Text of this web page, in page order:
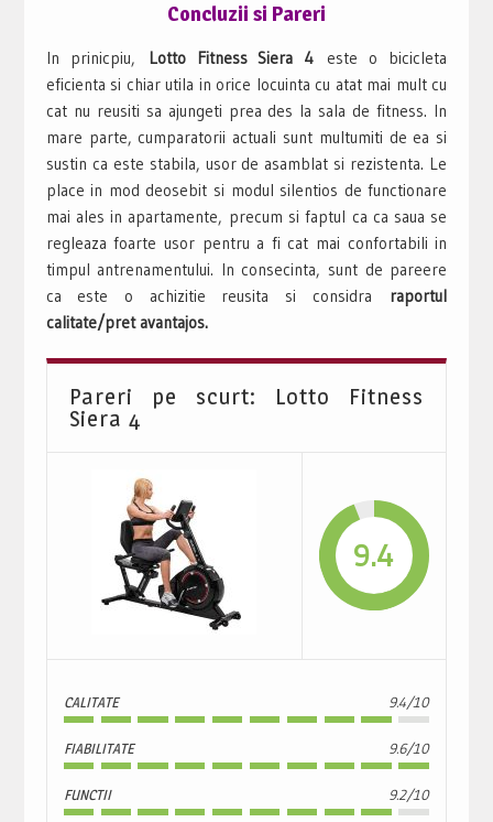
Concluzii si Pareri
In prinicpiu, Lotto Fitness Siera 4 este o bicicleta
eficienta si chiar utila in orice locuinta cu atat mai mult cu
cat nu reusiti sa ajungeti prea des la sala de fitness. In
mare parte, cumparatorii actuali sunt multumiti de ea si
sustin ca este stabila, usor de asamblat si rezistenta. Le
place in mod deosebit si modul silentios de functionare
mai ales in apartamente, precum si faptul ca ca saua se
regleaza foarte usor pentru a fi cat mai confortabili in
timpul antrenamentului. In consecinta, sunt de pareere
ca este o achizitie reusita si considra raportul
calitate/pret avantajos.
Pareri pe scurt: Lotto Fitness
Siera 4
9.4
CALITATE 9.4/10
FIABILITATE 9.6/10
FUNCTII 9.2/10